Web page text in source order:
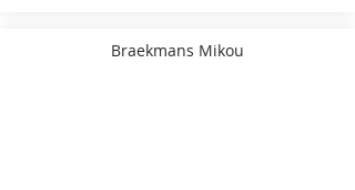
Braekmans Mikou